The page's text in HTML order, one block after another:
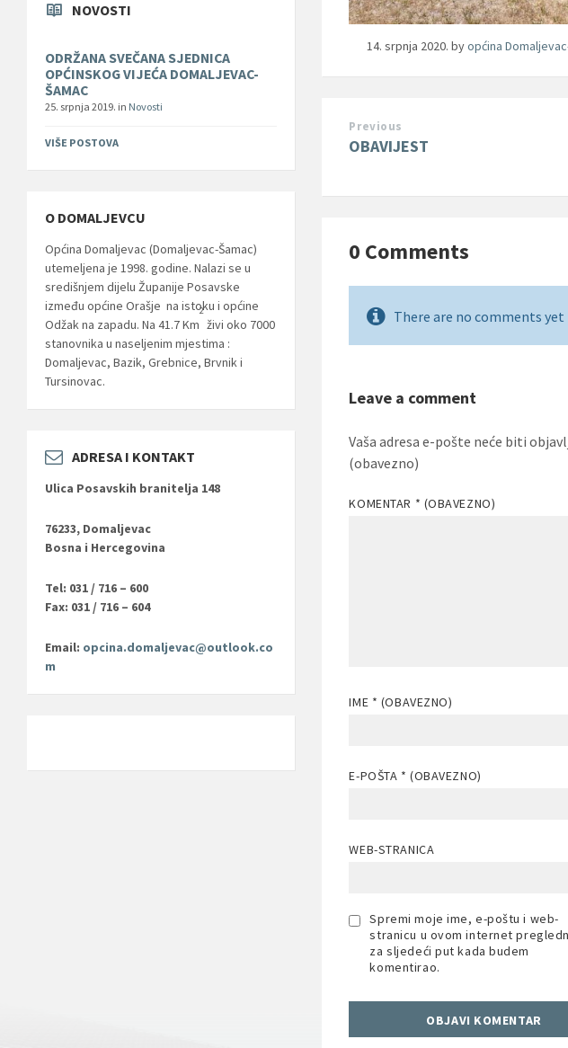
14. srpnja 2020.byopćina
Previous
OBAVIJEST
0 Comments
There are no comments yet
Leave a comment
Vaša adresa e-pošte neće biti
(obavezno)
KOMENTAR * (OBAVEZNO)
IME * (OBAVEZNO)
E-POŠTA * (OBAVEZNO)
WEB-STRANICA
Spremi moje ime, e-poštu i web-
stranicu u ovom internet
za sljedeći put kada budem
komentirao.
NOVOSTI
ODRŽANA SVEČANA SJEDNICA
OPĆINSKOG VIJEĆA DOMALJEVAC-
ŠAMAC
25. srpnja 2019. in Novosti
VIŠE POSTOVA
O DOMALJEVCU
Općina Domaljevac (Domaljevac-Šamac)
utemeljena je 1998. godine. Nalazi se u
središnjem dijelu Županije Posavske
između općine Orašje na istoku i općine
Odžak na zapadu. Na 41.7 Km
2
živi oko 7000
stanovnika u naseljenim mjestima :
Domaljevac, Bazik, Grebnice, Brvnik i
Tursinovac.
ADRESA I KONTAKT
Ulica Posavskih branitelja 148
76233, Domaljevac
Bosna i Hercegovina
Tel: 031 / 716 – 600
Fax: 031 / 716 – 604
Email: opcina.domaljevac@outlook.co
m